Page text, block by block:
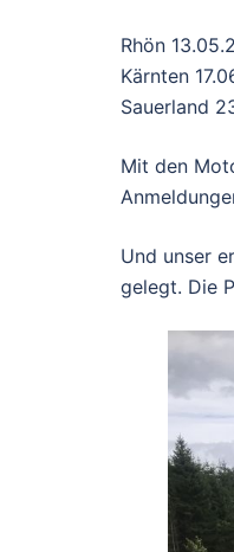
Rhön
Kärnten
Sauerland
Mit den
Und unser
gelegt. Die